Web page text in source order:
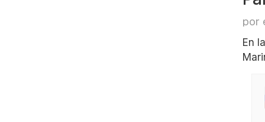
por
En